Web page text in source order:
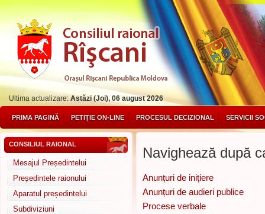
Ultima actualizare:Astăzi (Joi), 06 august 2026
PRIMA PAGINĂ PETIȚIE ON-LINE PROCESUL DECIZIONAL SERVICII
CONSILIUL RAIONAL
Mesajul Președintelui
Președintele raionului
Aparatul președintelui
Subdiviziuni
Navighează după
Anunțuri de inițiere
Anunțuri de audieri publice
Procese verbale